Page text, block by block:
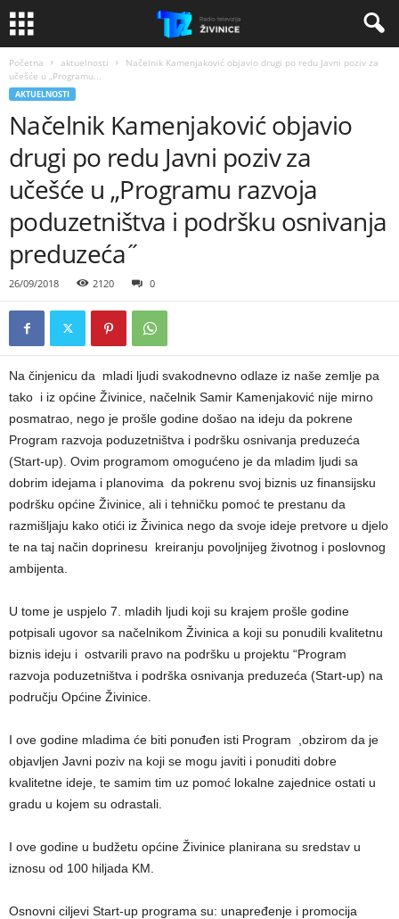
Početna aktuelnosti
Načelnik Kamenjaković objavio drugi po redu Javni poziv za
učešće u „Programu...
AKTUELNOSTI
Načelnik Kamenjaković objavio
drugi po redu Javni poziv za
učešće u „Programu razvoja
poduzetništva i podršku osnivanja
preduzeća˝
26/09/2018 2120 0
Na činjenicu da mladi ljudi svakodnevno odlaze iz naše zemlje pa
tako i iz općine Živinice, načelnik Samir Kamenjaković nije mirno
posmatrao, nego je prošle godine došao na ideju da pokrene
Program razvoja poduzetništva i podršku osnivanja preduzeća
(Start-up). Ovim programom omogućeno je da mladim ljudi sa
dobrim idejama i planovima da pokrenu svoj biznis uz finansijsku
podršku općine Živinice, ali i tehničku pomoć te prestanu da
razmišljaju kako otići iz Živinica nego da svoje ideje pretvore u djelo
te na taj način doprinesu kreiranju povoljnijeg životnog i poslovnog
ambijenta.
U tome je uspjelo 7. mladih ljudi koji su krajem prošle godine
potpisali ugovor sa načelnikom Živinica a koji su ponudili kvalitetnu
biznis ideju i ostvarili pravo na podršku u projektu “Program
razvoja poduzetništva i podrška osnivanja preduzeća (Start-up) na
području Općine Živinice.
I ove godine mladima će biti ponuđen isti Program ,obzirom da je
objavljen Javni poziv na koji se mogu javiti i ponuditi dobre
kvalitetne ideje, te samim tim uz pomoć lokalne zajednice ostati u
gradu u kojem su odrastali.
I ove godine u budžetu općine Živinice planirana su sredstav u
iznosu od 100 hiljada KM.
Osnovni ciljevi Start-up programa su: unapređenje i promocija